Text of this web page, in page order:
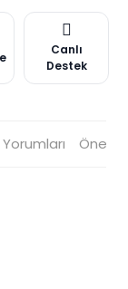
Canlı
Destek